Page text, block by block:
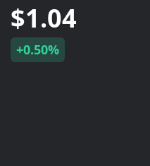
$1.04
+0.50%